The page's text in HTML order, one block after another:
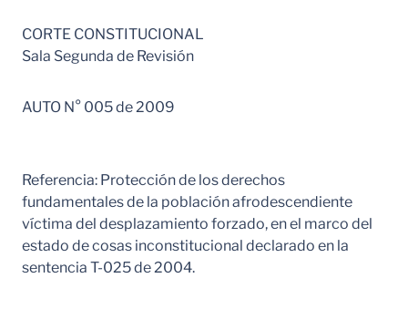
CORTE CONSTITUCIONAL
Sala Segunda de Revisión
AUTO N° 005 de 2009
Referencia: Protección de los derechos
fundamentales de la población afrodescendiente
víctima del desplazamiento forzado, en el marco del
estado de cosas inconstitucional declarado en la
sentencia T-025 de 2004.